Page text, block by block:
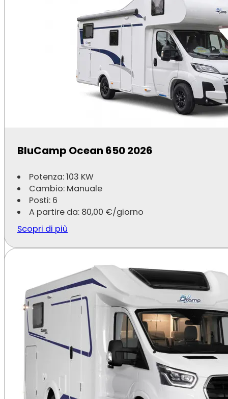
Rimor Hygge 5 2024
Potenza: 107 KW
Cambio: Manuale
€/giorno
BluCamp Ocean 650 2026
Potenza: 103 KW
Cambio: Manuale
Posti: 6
A partire da: 80,00 €/giorno
Scopri di più